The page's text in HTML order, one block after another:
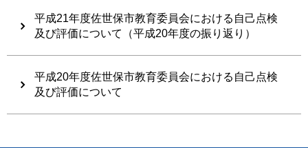
平成21年度佐世保市教育委員会における自己点検
及び評価について（平成20年度の振り返り）
平成20年度佐世保市教育委員会における自己点検
及び評価について